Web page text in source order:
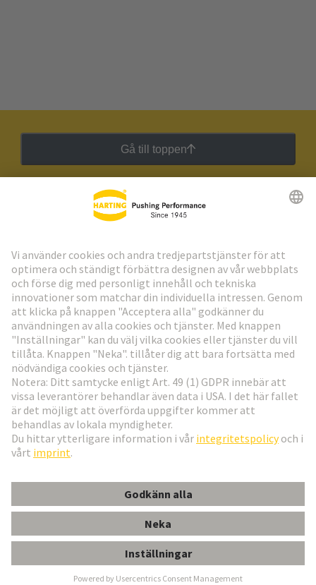
DIN-Signal C/R shroud press-in 11.75
Gå till toppen
HARTING:s nyhetsbrev
Gå till registrering
Social Media
Sverige
© Teknologi-koncernen HARTING
ImprintIntegritetspolicy
Kundinformation